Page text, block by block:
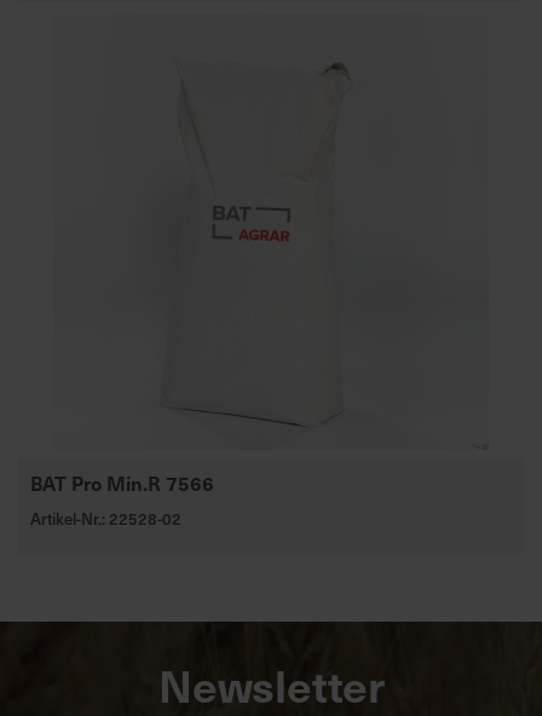
BAT Pro Min.R 7566
Artikel-Nr.: 22528-02
Newsletter